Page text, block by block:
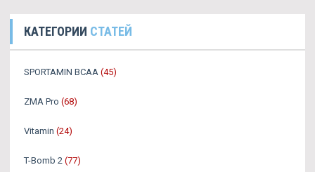
КАТЕГОРИИ СТАТЕЙ
SPORTAMIN ВСАА (45)
ZMA Pro (68)
Vitamin (24)
T-Bomb 2 (77)